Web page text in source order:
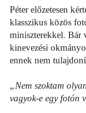
Péter előzetesen
klasszikus közös
miniszterekkel. Bár
kinevezési
ennek nem
„Nem szoktam
vagyok-e egy fotón